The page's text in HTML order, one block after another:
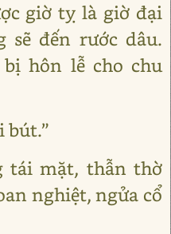
giờ tỵ là giờ đại
sẽ đến rước dâu.
hôn lễ cho chu
bút.”
tái mặt, thẫn thờ
nghiệt, ngửa cổ